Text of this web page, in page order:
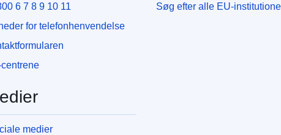
6 7 8 9 10 11
for telefonhenvendelse
medier
Søg efter alle EU-